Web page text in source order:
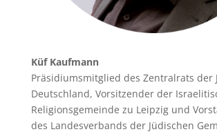
Küf Kaufmann
Präsidiumsmitglied des Zentralrats der
Deutschland, Vorsitzender der
Religionsgemeinde zu Leipzig und
des Landesverbands der Jüdischen